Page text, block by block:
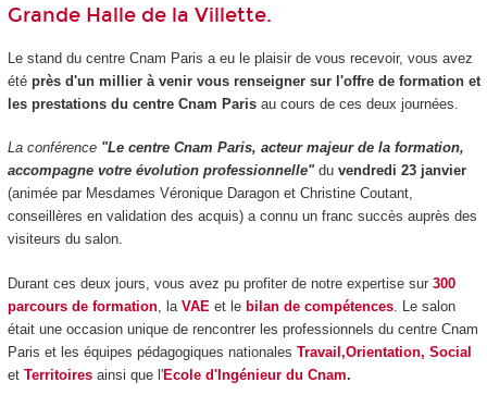
Grande Halle de la Villette.
Le stand du centre Cnam Paris a eu le plaisir de vous recevoir, vous avez
été près d'un millier à venir vous renseigner sur l'offre de formation et
les prestations du centre Cnam Parisau cours de ces deux journées.
La conférence"Le centre Cnam Paris, acteur majeur de la formation,
accompagne votre évolution professionnelle"duvendredi 23 janvier
(animée par Mesdames Véronique Daragon et Christine Coutant,
conseillères en validation des acquis) a connu un franc succès auprès des
visiteurs du salon.
Durant ces deux jours, vous avez pu profiter de notre expertise sur 300
parcours de formation, la VAE et le bilan de compétences. Le salon
était une occasion unique de rencontrer les professionnels du centre Cnam
Paris et les équipes pédagogiques nationales Travail,Orientation, Social
et Territoires ainsi que l'Ecole d'Ingénieur du Cnam.